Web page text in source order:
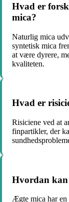
Hvad er
mica?
Naturlig mica
syntetisk mica
at være dyrere,
kvaliteten.
Hvad er
Risiciene ved at
finpartikler, der
Hvordan kan
Ægte mica har en